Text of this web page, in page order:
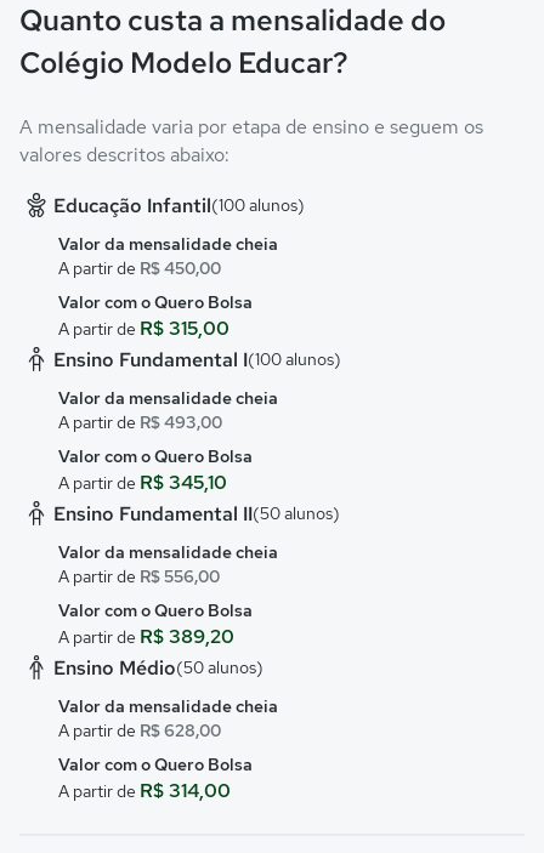
Quanto custa a mensalidade do
Colégio Modelo Educar?
A mensalidade varia por etapa de ensino e seguem os
valores descritos abaixo:
Educação Infantil(100 alunos)
Valor da mensalidade cheia
A partir de R$ 450,00
Valor com o Quero Bolsa
A partir de R$ 315,00
Ensino Fundamental I(100 alunos)
Valor da mensalidade cheia
A partir de R$ 493,00
Valor com o Quero Bolsa
A partir de R$ 345,10
Ensino Fundamental II(50 alunos)
Valor da mensalidade cheia
A partir de R$ 556,00
Valor com o Quero Bolsa
A partir de R$ 389,20
Ensino Médio(50 alunos)
Valor da mensalidade cheia
A partir de R$ 628,00
Valor com o Quero Bolsa
A partir de R$ 314,00